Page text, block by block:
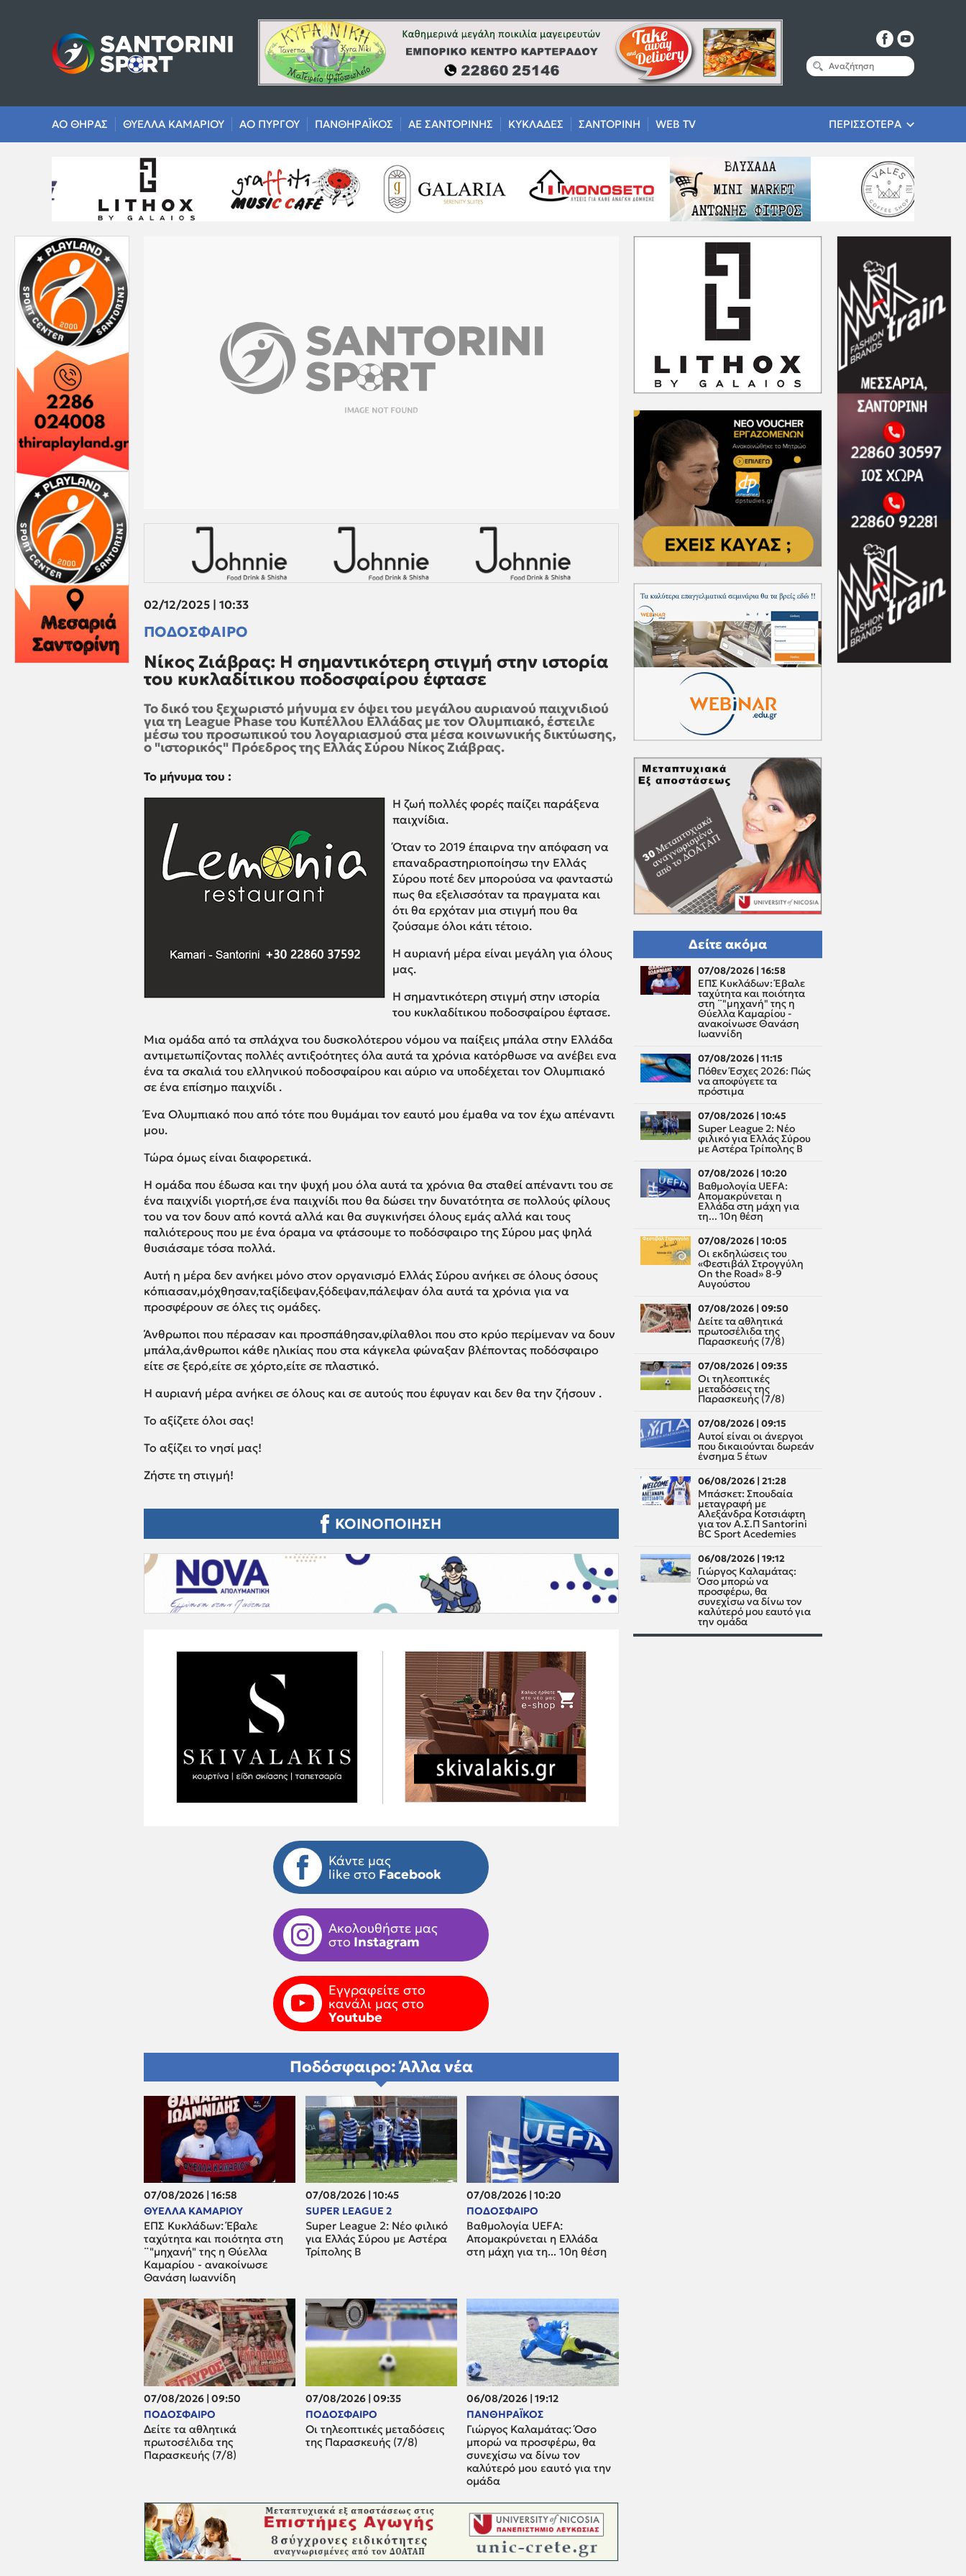
ΑΟ ΘΗΡΑΣ ΘΥΕΛΛΑ ΚΑΜΑΡΙΟΥ ΑΟ ΠΥΡΓΟΥ ΠΑΝΘΗΡΑΪΚΟΣ ΑΕ ΣΑΝΤΟΡΙΝΗΣ ΚΥΚΛΑΔΕΣ ΣΑΝΤΟΡΙΝΗ WEB TV ΠΕΡΙΣΣΟΤΕΡΑ
02/12/2025 | 10:33
ΠΟΔΟΣΦΑΙΡΟ
Νίκος Ζιάβρας: Η σημαντικότερη στιγμή στην ιστορία
του κυκλαδίτικου ποδοσφαίρου έφτασε
Το δικό του ξεχωριστό μήνυμα εν όψει του μεγάλου αυριανού παιχνιδιού
για τη League Phase του Κυπέλλου Ελλάδας με τον Ολυμπιακό, έστειλε
μέσω του προσωπικού του λογαριασμού στα μέσα κοινωνικής δικτύωσης,
ο "ιστορικός" Πρόεδρος της Ελλάς Σύρου Νίκος Ζιάβρας.
Το μήνυμα του :
Η ζωή πολλές φορές παίζει παράξενα
παιχνίδια.
Όταν το 2019 έπαιρνα την απόφαση να
επαναδραστηριοποίησω την Ελλάς
Σύρου ποτέ δεν μπορούσα να φανταστώ
πως θα εξελισσόταν τα πραγματα και
ότι θα ερχόταν μια στιγμή που θα
ζούσαμε όλοι κάτι τέτοιο.
Η αυριανή μέρα είναι μεγάλη για όλους
μας.
Η σημαντικότερη στιγμή στην ιστορία
του κυκλαδίτικου ποδοσφαίρου έφτασε.
Μια ομάδα από τα σπλάχνα του δυσκολότερου νόμου να παίξεις μπάλα στην Ελλάδα
αντιμετωπίζοντας πολλές αντιξοότητες όλα αυτά τα χρόνια κατόρθωσε να ανέβει ενα
ένα τα σκαλιά του ελληνικού ποδοσφαίρου και αύριο να υποδέχεται τον Ολυμπιακό
σε ένα επίσημο παιχνίδι .
Ένα Ολυμπιακό που από τότε που θυμάμαι τον εαυτό μου έμαθα να τον έχω απέναντι
μου.
Τώρα όμως είναι διαφορετικά.
Η ομάδα που έδωσα και την ψυχή μου όλα αυτά τα χρόνια θα σταθεί απέναντι του σε
ένα παιχνίδι γιορτή,σε ένα παιχνίδι που θα δώσει την δυνατότητα σε πολλούς φίλους
του να τον δουν από κοντά αλλά και θα συγκινήσει όλους εμάς αλλά και τους
παλιότερους που με ένα όραμα να φτάσουμε το ποδόσφαιρο της Σύρου μας ψηλά
θυσιάσαμε τόσα πολλά.
Αυτή η μέρα δεν ανήκει μόνο στον οργανισμό Ελλάς Σύρου ανήκει σε όλους όσους
κόπιασαν,μόχθησαν,ταξίδεψαν,ξόδεψαν,πάλεψαν όλα αυτά τα χρόνια για να
προσφέρουν σε όλες τις ομάδες.
Άνθρωποι που πέρασαν και προσπάθησαν,φίλαθλοι που στο κρύο περίμεναν να δουν
μπάλα,άνθρωποι κάθε ηλικίας που στα κάγκελα φώναξαν βλέποντας ποδόσφαιρο
είτε σε ξερό,είτε σε χόρτο,είτε σε πλαστικό.
Η αυριανή μέρα ανήκει σε όλους και σε αυτούς που έφυγαν και δεν θα την ζήσουν .
Το αξίζετε όλοι σας!
Το αξίζει το νησί μας!
Ζήστε τη στιγμή!
ΚΟΙΝΟΠΟΙΗΣΗ
Κάντε μας
like στο Facebook
Ακολουθήστε μας
στο Instagram
Εγγραφείτε στο
κανάλι μας στο
Youtube
Ποδόσφαιρο: Άλλα νέα
07/08/2026 | 16:58
ΘΥΕΛΛΑ ΚΑΜΑΡΙΟΥ
ΕΠΣ Κυκλάδων: Έβαλε
ταχύτητα και ποιότητα στη
¨"μηχανή" της η Θύελλα
Καμαρίου - ανακοίνωσε
Θανάση Ιωαννίδη
07/08/2026 | 10:45
SUPER LEAGUE 2
Super League 2: Νέο φιλικό
για Ελλάς Σύρου με Αστέρα
Τρίπολης Β
07/08/2026 | 10:20
ΠΟΔΟΣΦΑΙΡΟ
Βαθμολογία UEFA:
Απομακρύνεται η Ελλάδα
στη μάχη για τη... 10η θέση
07/08/2026 | 09:50
ΠΟΔΟΣΦΑΙΡΟ
Δείτε τα αθλητικά
πρωτοσέλιδα της
Παρασκευής (7/8)
07/08/2026 | 09:35
ΠΟΔΟΣΦΑΙΡΟ
Οι τηλεοπτικές μεταδόσεις
της Παρασκευής (7/8)
06/08/2026 | 19:12
ΠΑΝΘΗΡΑΪΚΟΣ
Γιώργος Καλαμάτας: Όσο
μπορώ να προσφέρω, θα
συνεχίσω να δίνω τον
καλύτερό μου εαυτό για την
ομάδα
Δείτε ακόμα
07/08/2026 | 16:58
ΕΠΣ Κυκλάδων: Έβαλε
ταχύτητα και ποιότητα
στη ¨"μηχανή" της η
Θύελλα Καμαρίου -
ανακοίνωσε Θανάση
Ιωαννίδη
07/08/2026 | 11:15
Πόθεν Έσχες 2026: Πώς
να αποφύγετε τα
πρόστιμα
07/08/2026 | 10:45
Super League 2: Νέο
φιλικό για Ελλάς Σύρου
με Αστέρα Τρίπολης Β
07/08/2026 | 10:20
Βαθμολογία UEFA:
Απομακρύνεται η
Ελλάδα στη μάχη για
τη... 10η θέση
07/08/2026 | 10:05
Οι εκδηλώσεις του
«Φεστιβάλ Στρογγύλη
On the Road» 8-9
Αυγούστου
07/08/2026 | 09:50
Δείτε τα αθλητικά
πρωτοσέλιδα της
Παρασκευής (7/8)
07/08/2026 | 09:35
Οι τηλεοπτικές
μεταδόσεις της
Παρασκευής (7/8)
07/08/2026 | 09:15
Αυτοί είναι οι άνεργοι
που δικαιούνται δωρεάν
ένσημα 5 έτων
06/08/2026 | 21:28
Μπάσκετ: Σπουδαία
μεταγραφή με
Αλεξάνδρα Κοτσιάφτη
για τον A.Σ.Π Santorini
BC Sport Acedemies
06/08/2026 | 19:12
Γιώργος Καλαμάτας:
Όσο μπορώ να
προσφέρω, θα
συνεχίσω να δίνω τον
καλύτερό μου εαυτό για
την ομάδα